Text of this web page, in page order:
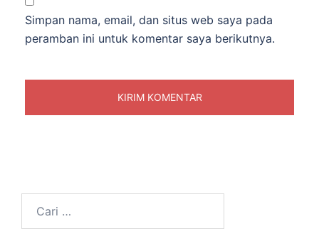
Simpan nama, email, dan situs web saya pada
peramban ini untuk komentar saya berikutnya.
untuk: